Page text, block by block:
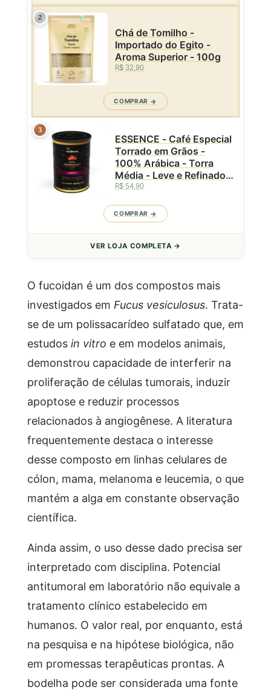
2
Chá de Tomilho -
Importado do Egito -
Aroma Superior - 100g
R$ 32,90
COMPRAR
3
ESSENCE - Café Especial
Torrado em Grãos -
100% Arábica - Torra
Média - Leve e Refinado -
Caparaó MG - Lata
100g
R$ 54,90
COMPRAR
VER LOJA COMPLETA →
O fucoidan é um dos compostos mais
investigados em Fucus vesiculosus. Trata-
se de um polissacarídeo sulfatado que, em
estudos in vitro e em modelos animais,
demonstrou capacidade de interferir na
proliferação de células tumorais, induzir
apoptose e reduzir processos
relacionados à angiogênese. A literatura
frequentemente destaca o interesse
desse composto em linhas celulares de
cólon, mama, melanoma e leucemia, o que
mantém a alga em constante observação
científica.
Ainda assim, o uso desse dado precisa ser
interpretado com disciplina. Potencial
antitumoral em laboratório não equivale a
tratamento clínico estabelecido em
humanos. O valor real, por enquanto, está
na pesquisa e na hipótese biológica, não
em promessas terapêuticas prontas. A
bodelha pode ser considerada uma fonte